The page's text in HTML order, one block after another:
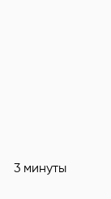
3 минуты